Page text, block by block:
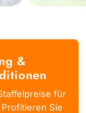
&
für
Sie